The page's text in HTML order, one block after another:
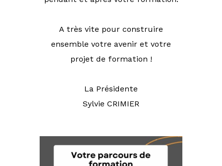
A très vite pour construire
ensemble votre avenir et votre
projet de formation !
La Présidente
Sylvie CRIMIER